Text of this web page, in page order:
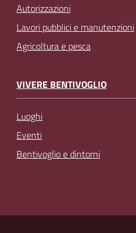
Autorizzazioni
Lavori pubblici e manutenzioni
Agricoltura e pesca
VIVERE BENTIVOGLIO
Luoghi
Eventi
Bentivoglio e dintorni